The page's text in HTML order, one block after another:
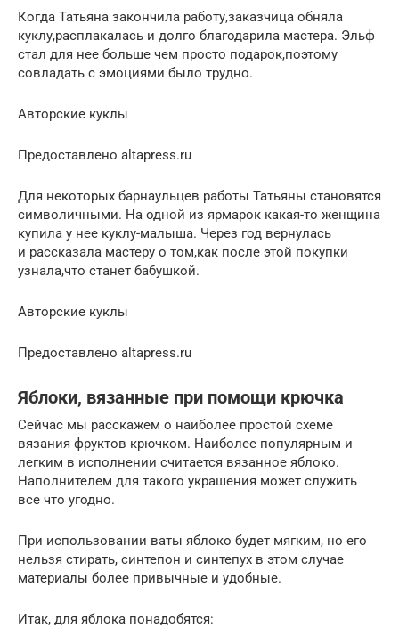
Когда Татьяна закончила работу,заказчица обняла
куклу,расплакалась и долго благодарила мастера. Эльф
стал для нее больше чем просто подарок,поэтому
совладать с эмоциями было трудно.
Авторские куклы
Предоставлено altapress.ru
Для некоторых барнаульцев работы Татьяны становятся
символичными. На одной из ярмарок какая-то женщина
купила у нее куклу-малыша. Через год вернулась
и рассказала мастеру о том,как после этой покупки
узнала,что станет бабушкой.
Авторские куклы
Предоставлено altapress.ru
Яблоки, вязанные при помощи крючка
Сейчас мы расскажем о наиболее простой схеме
вязания фруктов крючком. Наиболее популярным и
легким в исполнении считается вязанное яблоко.
Наполнителем для такого украшения может служить
все что угодно.
При использовании ваты яблоко будет мягким, но его
нельзя стирать, синтепон и синтепух в этом случае
материалы более привычные и удобные.
Итак, для яблока понадобятся: